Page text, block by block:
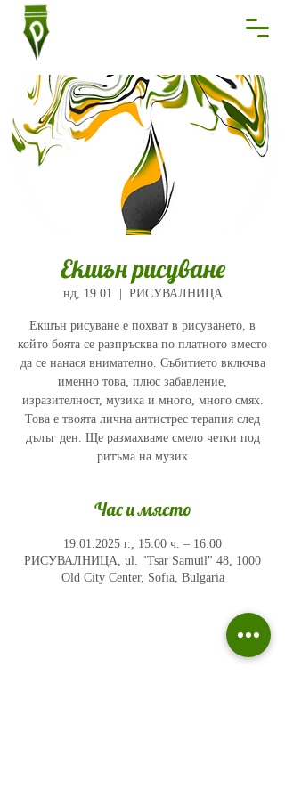
Екшън рисуване
нд, 19.01 РИСУВАЛНИЦА
Екшън рисуване е похват в рисуването, в
който боята се разпръсква по платното вместо
да се нанася внимателно. Събитието включва
именно това, плюс забавление,
изразителност, музика и много, много смях.
Това е твоята лична антистрес терапия след
дълъг ден. Ще размахваме смело четки под
ритъма на музик
Час и място
19.01.2025 г., 15:00 ч. – 16:00
РИСУВАЛНИЦА, ul. "Tsar Samuil" 48, 1000
Old City Center, Sofia, Bulgaria